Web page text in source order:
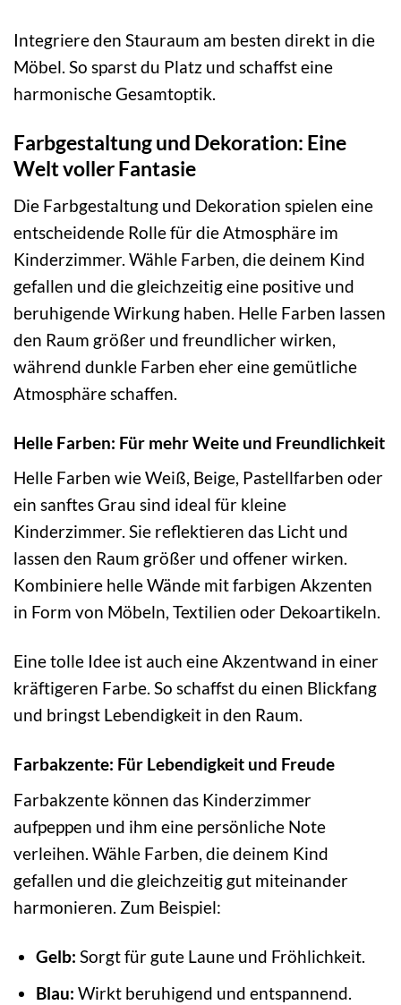
Integriere den Stauraum am besten direkt in die
Möbel. So sparst du Platz und schaffst eine
harmonische Gesamtoptik.
Farbgestaltung und Dekoration: Eine
Welt voller Fantasie
Die Farbgestaltung und Dekoration spielen eine
entscheidende Rolle für die Atmosphäre im
Kinderzimmer. Wähle Farben, die deinem Kind
gefallen und die gleichzeitig eine positive und
beruhigende Wirkung haben. Helle Farben lassen
den Raum größer und freundlicher wirken,
während dunkle Farben eher eine gemütliche
Atmosphäre schaffen.
Helle Farben: Für mehr Weite und Freundlichkeit
Helle Farben wie Weiß, Beige, Pastellfarben oder
ein sanftes Grau sind ideal für kleine
Kinderzimmer. Sie reflektieren das Licht und
lassen den Raum größer und offener wirken.
Kombiniere helle Wände mit farbigen Akzenten
in Form von Möbeln, Textilien oder Dekoartikeln.
Eine tolle Idee ist auch eine Akzentwand in einer
kräftigeren Farbe. So schaffst du einen Blickfang
und bringst Lebendigkeit in den Raum.
Farbakzente: Für Lebendigkeit und Freude
Farbakzente können das Kinderzimmer
aufpeppen und ihm eine persönliche Note
verleihen. Wähle Farben, die deinem Kind
gefallen und die gleichzeitig gut miteinander
harmonieren. Zum Beispiel:
Gelb: Sorgt für gute Laune und Fröhlichkeit.
Blau: Wirkt beruhigend und entspannend.